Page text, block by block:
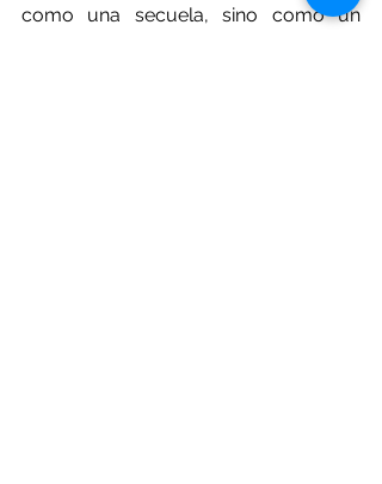
como una secuela, sino como un